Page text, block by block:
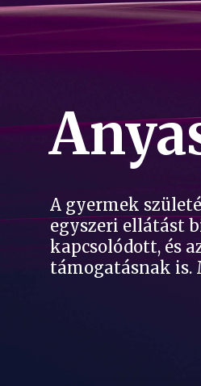
A gyermek
egyszeri ellátást
kapcsolódott, és
támogatásnak is.